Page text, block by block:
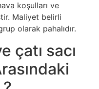
koşulları ve
Maliyet belirli
olarak pahalıdır.
çatı sacı